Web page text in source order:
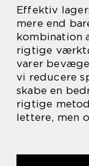
Effektiv
mere end
kombination
rigtige
varer
vi reducere
skabe en
rigtige
lettere, men